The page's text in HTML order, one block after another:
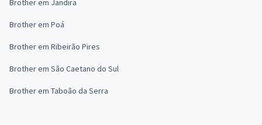
Brother em Jandira
Brother em Poá
Brother em Ribeirão Pires
Brother em São Caetano do Sul
Brother em Taboão da Serra